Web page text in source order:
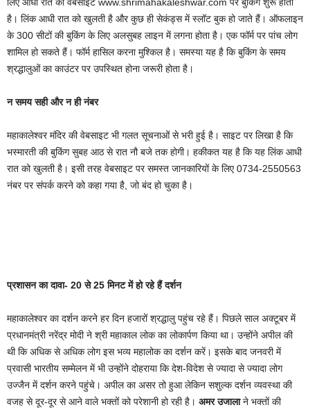
है। लिंक आधी रात को खुलती है और कुछ ही सेकंड्स में स्लॉट बुक हो जाते हैं। ऑफलाइन
के 300 सीटों की बुकिंग के लिए अलसुबह लाइन में लगना होता है। एक फॉर्म पर पांच लोग
शामिल हो सकते हैं। फॉर्म हासिल करना मुश्किल है। समस्या यह है कि बुकिंग के समय
श्रद्धालुओं का काउंटर पर उपस्थित होना जरूरी होता है।
न समय सही और न ही नंबर
महाकालेश्वर मंदिर की वेबसाइट भी गलत सूचनाओं से भरी हुई है। साइट पर लिखा है कि
भस्मारती की बुकिंग सुबह आठ से रात नौ बजे तक होगी। हकीकत यह है कि यह लिंक आधी
रात को खुलती है। इसी तरह वेबसाइट पर समस्त जानकारियों के लिए 0734-2550563
नंबर पर संपर्क करने को कहा गया है, जो बंद हो चुका है।
प्रशासन का दावा- 20 से 25 मिनट में हो रहे हैं दर्शन
महाकालेश्वर का दर्शन करने हर दिन हजारों श्रद्धालु पहुंच रहे हैं। पिछले साल अक्टूबर में
प्रधानमंत्री नरेंद्र मोदी ने श्री महाकाल लोक का लोकार्पण किया था। उन्होंने अपील की
थी कि अधिक से अधिक लोग इस भव्य महालोक का दर्शन करें। इसके बाद जनवरी में
प्रवासी भारतीय सम्मेलन में भी उन्होंने दोहराया कि देश-विदेश से ज्यादा से ज्यादा लोग
उज्जैन में दर्शन करने पहुंचे। अपील का असर तो हुआ लेकिन सशुल्क दर्शन व्यवस्था की
वजह से दूर-दूर से आने वाले भक्तों को परेशानी हो रही है। अमर उजालाने भक्तों की